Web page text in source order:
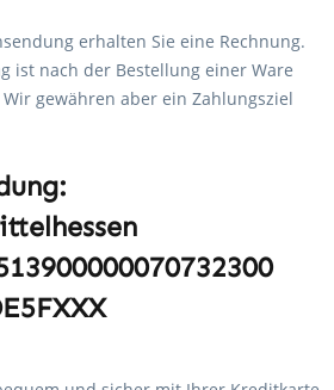
erhalten Sie eine Rechnung.
ist nach der Bestellung einer Ware
gewähren aber ein Zahlungsziel